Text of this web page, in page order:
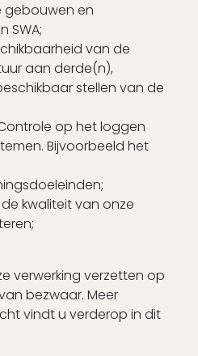
gebouwen en
SWA;
van de
aan derde(n),
stellen van de
op het loggen
Bijvoorbeeld het
kwaliteit van onze
verwerking verzetten op
bezwaar. Meer
vindt u verderop in dit